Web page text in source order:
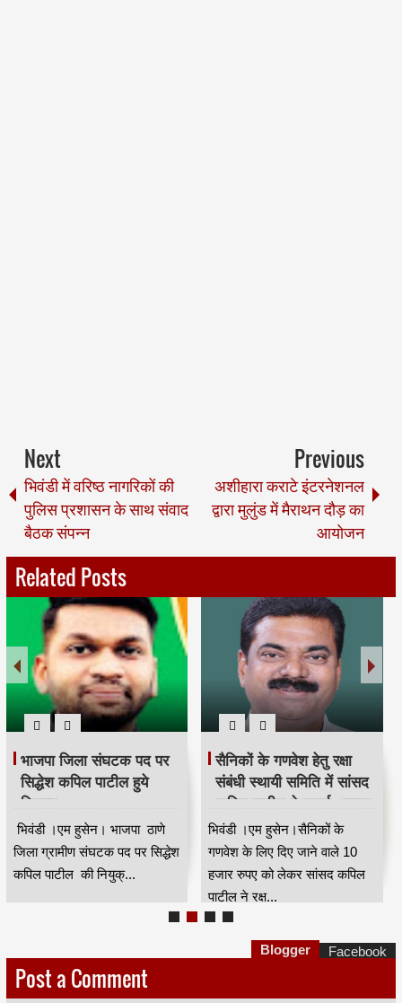
Next
भिवंडी में वरिष्ठ नागरिकों की
पुलिस प्रशासन के साथ संवाद
बैठक संपन्न
Previous
अशीहारा कराटे इंटरनेशनल
द्वारा मुलुंड में मैराथन दौड़ का
आयोजन
Related Posts
भाजपा जिला संघटक पद पर
सिद्धेश कपिल पाटील हुये
नियुक्त
भिवंडी ।एम हुसेन। भाजपा ठाणे
जिला ग्रामीण संघटक पद पर सिद्धेश
कपिल पाटील की नियुक्...
सैनिकों के गणवेश हेतु रक्षा
संबंधी स्थायी समिति में सांसद
कपिल पाटील ने उठाई आवाज
भिवंडी ।एम हुसेन।सैनिकों के
गणवेश के लिए दिए जाने वाले 10
हजार रुपए को लेकर सांसद कपिल
पाटील ने रक्ष...
Post a Comment
Blogger Facebook